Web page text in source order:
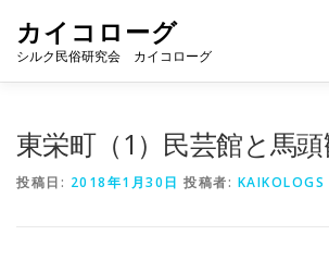
カイコローグ
シルク民俗研究会 カイコローグ
東栄町（1）民芸館と馬
投稿日: 2018年1月30日 投稿者: KAIKOLOGS